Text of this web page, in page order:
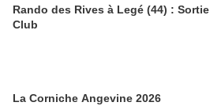
Rando des Rives à Legé (44) : Sortie
Club
La Corniche Angevine 2026